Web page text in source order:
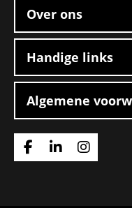
Over ons
Handige links
Algemene
Ga
Ga
Ga